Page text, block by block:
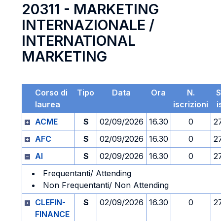
20311 - MARKETING
INTERNAZIONALE /
INTERNATIONAL
MARKETING
Corso di
laurea
Tipo Data Ora
N.
iscrizioni
ACME
S 02/09/2026 16.30 0
AFC
S 02/09/2026 16.30 0
AI
S 02/09/2026 16.30 0
Frequentanti/ Attending
Non Frequentanti/ Non Attending
CLEFIN-
FINANCE
S 02/09/2026 16.30 0